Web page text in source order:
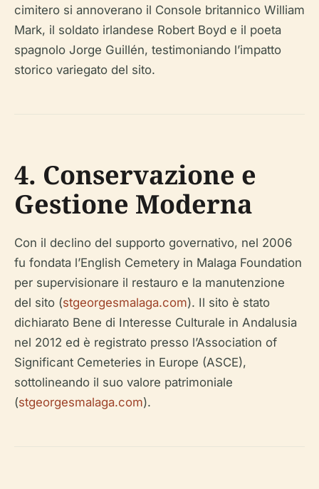
cimitero si annoverano il Console britannico William
Mark, il soldato irlandese Robert Boyd e il poeta
spagnolo Jorge Guillén, testimoniando l’impatto
storico variegato del sito.
4. Conservazione e
Gestione Moderna
Con il declino del supporto governativo, nel 2006
fu fondata l’English Cemetery in Malaga Foundation
per supervisionare il restauro e la manutenzione
del sito (stgeorgesmalaga.com). Il sito è stato
dichiarato Bene di Interesse Culturale in Andalusia
nel 2012 ed è registrato presso l’Association of
Significant Cemeteries in Europe (ASCE),
sottolineando il suo valore patrimoniale
(stgeorgesmalaga.com).